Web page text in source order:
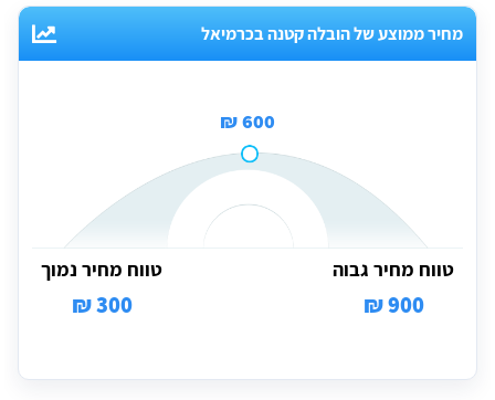
מחיר ממוצע של הובלה קטנה בכרמיאל
600 ₪
טווח מחיר גבוה
900 ₪
טווח מחיר נמוך
300 ₪